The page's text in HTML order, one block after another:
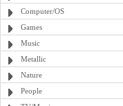
Computer/OS
Games
Music
Metallic
Nature
People